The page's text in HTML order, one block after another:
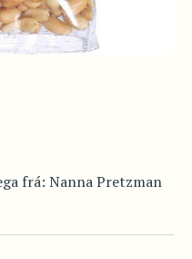
frá: Nanna Pretzman